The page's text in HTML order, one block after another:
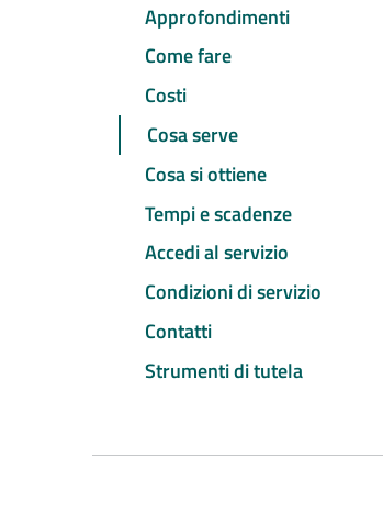
Approfondimenti
Come fare
Costi
Cosa serve
Cosa si ottiene
Tempi e scadenze
Accedi al servizio
Condizioni di servizio
Contatti
Strumenti di tutela